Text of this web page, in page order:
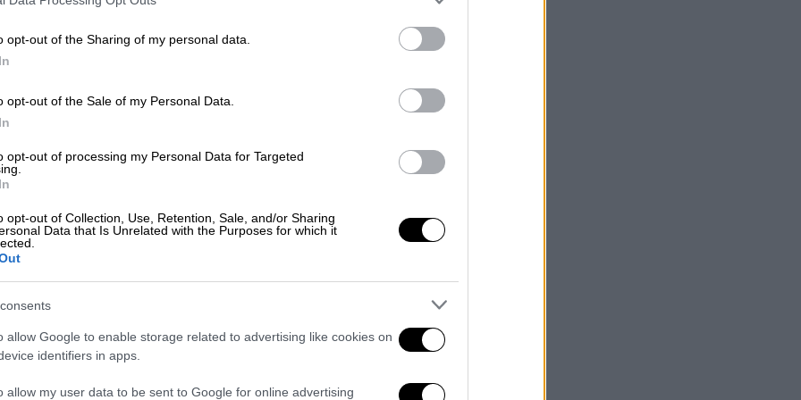
opt-out of the Sharing of my personal data.
opt-out of the Sale of my Personal Data.
opt-out of processing my Personal Data for Targeted
opt-out of Collection, Use, Retention, Sale, and/or Sharing
Data that Is Unrelated with the Purposes for which it
allow Google to enable storage related to advertising like cookies on
identifiers in apps.
allow my user data to be sent to Google for online advertising
τραυματία Ντε Μάρκους Κάζινς
Άντζελες Λέικερς. Ανάμεσα στους
Χάουαρντ, ο Γιοακίμ Νοά, ο Μάρτιν
τουλάχιστον αναφέρει στο Twitter o
πρόκειται να
να εξετάσει την κατάσταση των